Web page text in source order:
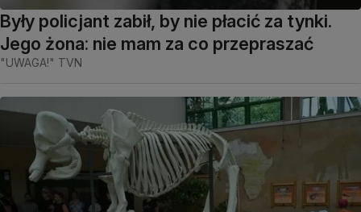
Były policjant zabił, by nie płacić za tynki.
Jego żona: nie mam za co przepraszać
"UWAGA!" TVN